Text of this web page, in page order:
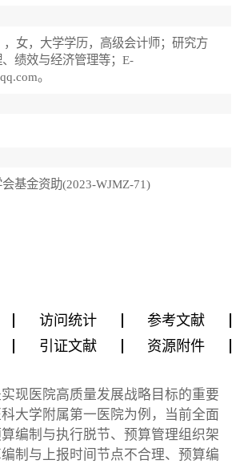
女，大学学历，高级会计师；研究方
绩效与经济管理等；E-
。
基金资助(2023-WJMZ-71)
访问统计
参考文献
引证文献 资源附件
现医院高质量发展战略目标的重要
大学附属第一医院为例，当前全面
编制与执行脱节、预算管理组织架
制与上报时间节点不合理、预算编